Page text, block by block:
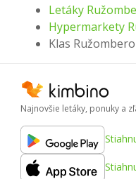
Letáky
Hypermarkety
Klas
Najnovšie letáky, ponuky a